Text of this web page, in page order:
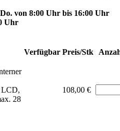
von 8:00 Uhr bis 16:00 Uhr
Uhr
Verfügbar Preis/Stk
LCD,
28
108,00 €